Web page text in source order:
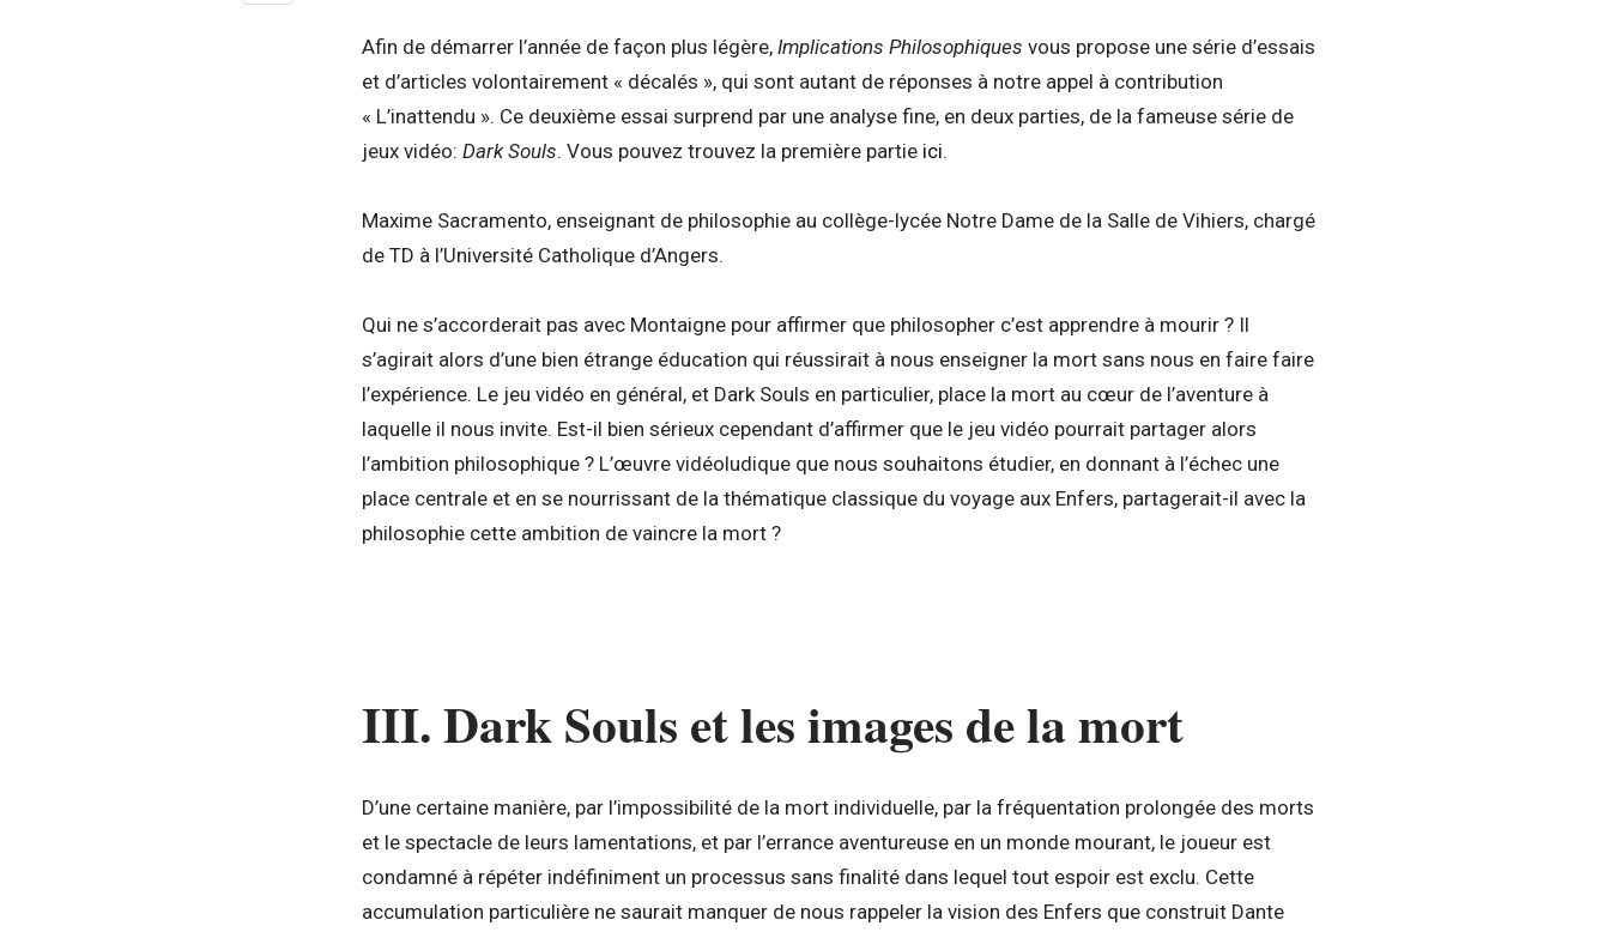
Afin de démarrer l’année de façon plus légère, Implications Philosophiques vous propose une série d’essais
et d’articles volontairement « décalés », qui sont autant de réponses à notre appel à contribution
« L’inattendu ». Ce deuxième essai surprend par une analyse fine, en deux parties, de la fameuse série de
jeux vidéo: Dark Souls. Vous pouvez trouvez la première partie ici.
Maxime Sacramento, enseignant de philosophie au collège-lycée Notre Dame de la Salle de Vihiers, chargé
de TD à l’Université Catholique d’Angers.
Qui ne s’accorderait pas avec Montaigne pour affirmer que philosopher c’est apprendre à mourir ? Il
s’agirait alors d’une bien étrange éducation qui réussirait à nous enseigner la mort sans nous en faire faire
l’expérience. Le jeu vidéo en général, et Dark Souls en particulier, place la mort au cœur de l’aventure à
laquelle il nous invite. Est-il bien sérieux cependant d’affirmer que le jeu vidéo pourrait partager alors
l’ambition philosophique ? L’œuvre vidéoludique que nous souhaitons étudier, en donnant à l’échec une
place centrale et en se nourrissant de la thématique classique du voyage aux Enfers, partagerait-il avec la
philosophie cette ambition de vaincre la mort ?
III. Dark Souls et les images de la mort
D’une certaine manière, par l’impossibilité de la mort individuelle, par la fréquentation prolongée des morts
et le spectacle de leurs lamentations, et par l’errance aventureuse en un monde mourant, le joueur est
condamné à répéter indéfiniment un processus sans finalité dans lequel tout espoir est exclu. Cette
accumulation particulière ne saurait manquer de nous rappeler la vision des Enfers que construit Dante